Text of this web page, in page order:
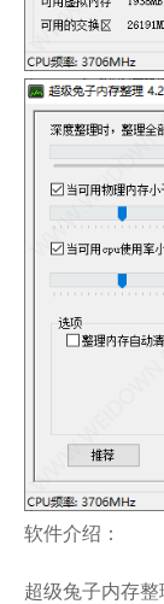
软件介绍：
超级兔子内存